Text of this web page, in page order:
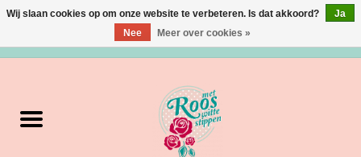
Verzorging
Wij slaan cookies op om onze website te verbeteren. Is dat akkoord?
Ja
Nee
Meer over cookies »